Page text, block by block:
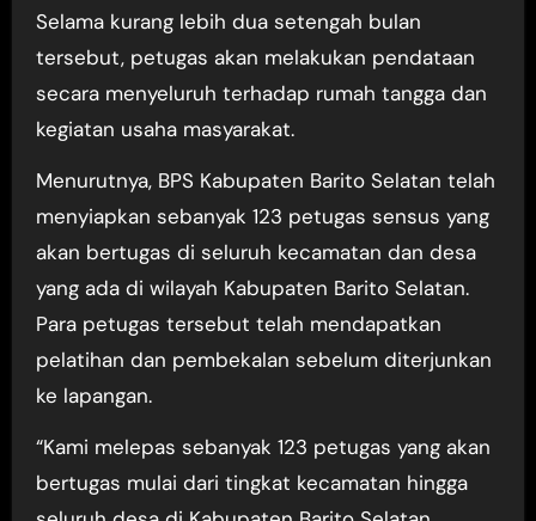
Selama kurang lebih dua setengah bulan
tersebut, petugas akan melakukan pendataan
secara menyeluruh terhadap rumah tangga dan
kegiatan usaha masyarakat.
Menurutnya, BPS Kabupaten Barito Selatan telah
menyiapkan sebanyak 123 petugas sensus yang
akan bertugas di seluruh kecamatan dan desa
yang ada di wilayah Kabupaten Barito Selatan.
Para petugas tersebut telah mendapatkan
pelatihan dan pembekalan sebelum diterjunkan
ke lapangan.
“Kami melepas sebanyak 123 petugas yang akan
bertugas mulai dari tingkat kecamatan hingga